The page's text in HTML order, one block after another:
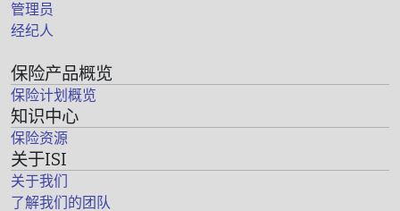
管理员
经纪人
保险产品概览
保险计划概览
知识中心
保险资源
关于ISI
关于我们
了解我们的团队